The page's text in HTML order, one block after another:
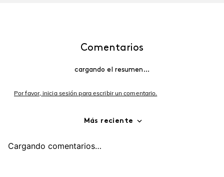
Comentarios
cargando el resumen…
Por favor, inicia sesión para escribir un comentario.
Más reciente
Cargando comentarios…